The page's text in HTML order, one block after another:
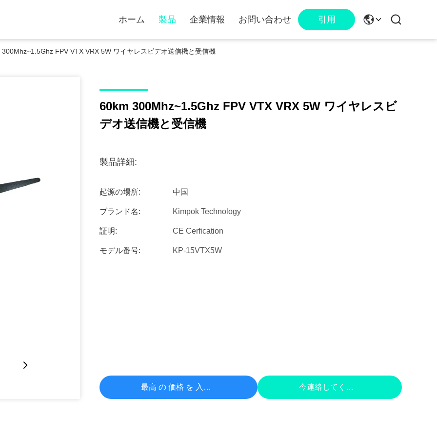
ホーム 製品 企業情報 お問い合わせ 引用
300Mhz~1.5Ghz FPV VTX VRX 5W ワイヤレスビデオ送信機と受信機
60km 300Mhz~1.5Ghz FPV VTX VRX 5W ワイヤレスビ
デオ送信機と受信機
製品詳細:
起源の場所: 中国
ブランド名: Kimpok Technology
証明: CE Cerfication
モデル番号: KP-15VTX5W
最高 の 価格 を 入手 する 今連絡してください